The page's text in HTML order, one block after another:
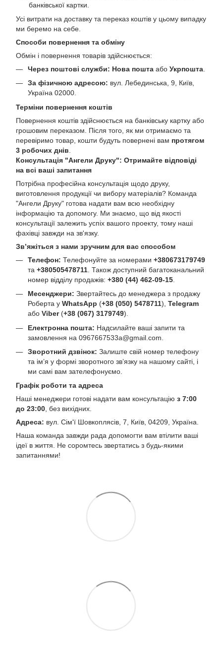
банківської картки.
Усі витрати на доставку та переказ коштів у цьому випадку
ми беремо на себе.
Способи повернення та обміну
Обмін і повернення товарів здійснюється:
Через поштові служби: Нова пошта або Укрпошта
За фізичною адресою: вул. Лебединська, 9, Київ,
Україна 02000.
Терміни повернення коштів
Повернення коштів здійснюється на банківську картку або
грошовим переказом. Після того, як ми отримаємо та
перевіримо товар, кошти будуть повернені вам протягом
3 робочих днів
Консультація "Ангели Друку": Отримайте відповіді
на всі ваші запитання
Потрібна професійна консультація щодо друку,
виготовлення продукції чи вибору матеріалів? Команда
"Ангели Друку" готова надати вам всю необхідну
інформацію та допомогу. Ми знаємо, що від якості
консультації залежить успіх вашого проекту, тому наші
фахівці завжди на зв'язку.
Зв’яжіться з нами зручним для вас способом
Телефон: Телефонуйте за номерами +380673179749
та +380505478711 . Також доступний багатоканальний
номер відділу продажів: +380 (44) 462-09-15
Месенджери: Звертайтесь до менеджера з продажу
Роберта у WhatsApp (+38 (050) 5478711), Telegram
або Viber(+38 (067) 3179749).
Електронна пошта: Надсилайте ваші запити та
замовлення на 0967667533a@gmail.com
Зворотний дзвінок: Залиште свій номер телефону
та ім’я у формі зворотного зв’язку на нашому сайті, і
ми самі вам зателефонуємо.
Графік роботи та адреса
Наші менеджери готові надати вам консультацію з 7:00
до 23:00, без вихідних.
Адреса: вул. Сім'ї Шовкоплясів, 7, Київ, 04209, Україна.
Наша команда завжди рада допомогти вам втілити ваші
ідеї в життя. Не соромтесь звертатись з будь-якими
запитаннями!